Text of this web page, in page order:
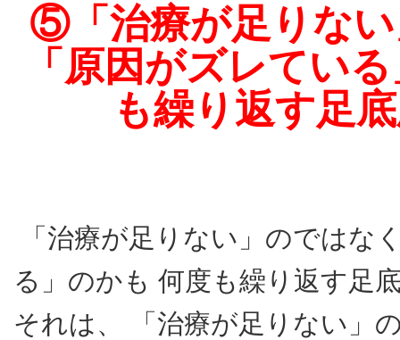
⑤「治療が足りな
「原因がズレてい
も繰り返す足
「治療が足りない」のではな
る」のかも 何度も繰り返す足
それは、 「治療が足りない」